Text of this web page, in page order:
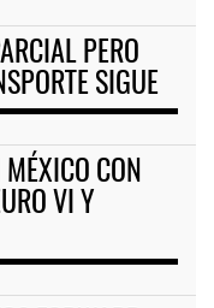
PERO
SIGUE
CON
VI Y